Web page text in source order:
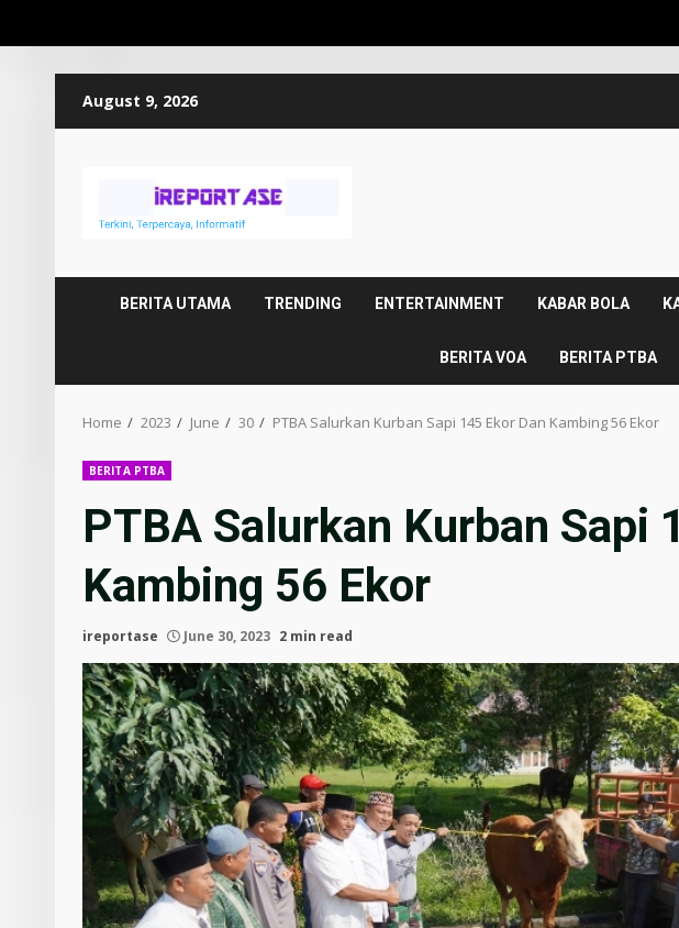
August 9, 2026
BERITA UTAMA TRENDING ENTERTAINMENT KABAR BOLA
BERITA VOA BERITA PTBA
Home 2023 June 30 PTBA Salurkan Kurban Sapi 145 Ekor Dan Kambing 56 Ekor
BERITA PTBA
PTBA Salurkan Kurban Sapi
Kambing 56 Ekor
ireportase June 30, 2023 2 min read